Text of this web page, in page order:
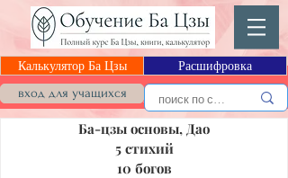
Калькулятор Ба Цзы Расшифровка
вход для учащихсяБлог Ба Цзы
Ба-цзы основы, Дао
5 стихий
10 богов